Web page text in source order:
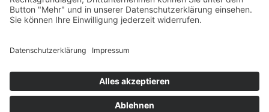
Information